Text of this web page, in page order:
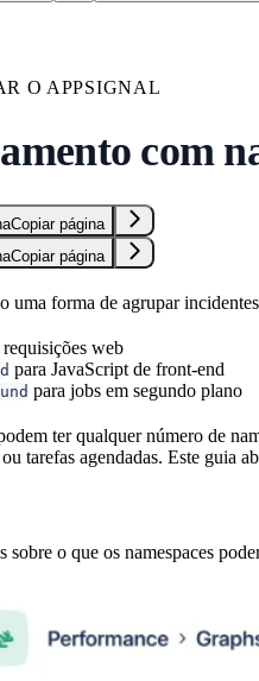
O APPSIGNAL
com
Copiar página
Copiar página
uma forma de agrupar
requisições web
para JavaScript de front-end
para jobs em segundo plano
ter qualquer número de
tarefas agendadas. Este guia
sobre o que os namespaces